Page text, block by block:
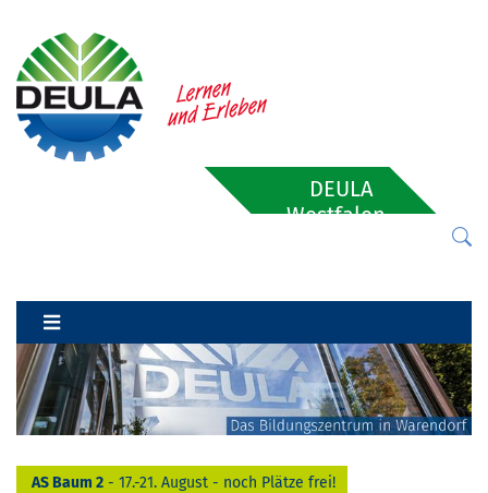
DEULA
Westfalen-
AS Baum 2 - 17.-21. August - noch Plätze frei!